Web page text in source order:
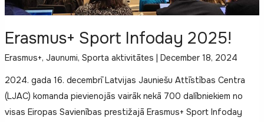
Erasmus+ Sport Infoday 2025!
Erasmus+, Jaunumi, Sporta aktivitātes | December 18, 2024
2024. gada 16. decembrī Latvijas Jauniešu Attīstības Centra
(LJAC) komanda pievienojās vairāk nekā 700 dalībniekiem no
visas Eiropas Savienības prestižajā Erasmus+ Sport Infoday